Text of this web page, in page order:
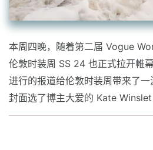
本周四晚，随着第二届 Vogue
伦敦时装周 SS 24 也正式拉开帷
进行的报道给伦敦时装周带来了
封面选了博主大爱的 Kate Winslet